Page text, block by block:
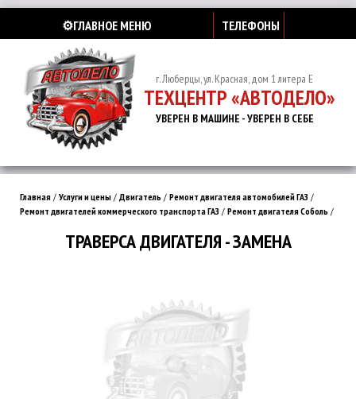
⚙️ГЛАВНОЕ МЕНЮ ТЕЛЕФОНЫ
г. Люберцы, ул. Красная, дом 1 литера Е
ТЕХЦЕНТР «АВТОДЕЛО»
УВЕРЕН В МАШИНЕ - УВЕРЕН В СЕБЕ
Главная / Услуги и цены / Двигатель / Ремонт двигателя автомобилей ГАЗ /
Ремонт двигателей коммерческого транспорта ГАЗ / Ремонт двигателя Соболь /
ТРАВЕРСА ДВИГАТЕЛЯ - ЗАМЕНА